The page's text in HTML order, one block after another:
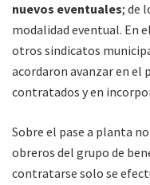
nuevos eventuales; de
modalidad eventual. En
otros sindicatos
acordaron avanzar en el
contratados y en
Sobre el pase a planta
obreros del grupo de
contratarse solo se